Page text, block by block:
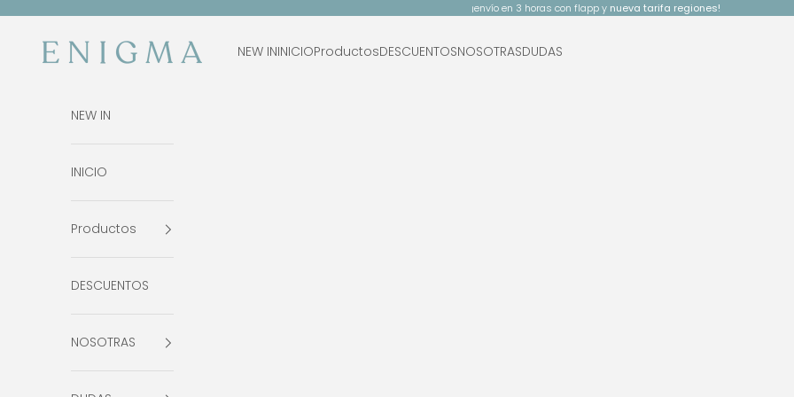
¡envío en 3 horas con flapp y nueva tarifa regiones!
Enigma Estudio NEW ININICIOProductosDESCUENTOSNOSOTRASDUDAS
NEW IN
INICIO
Productos
DESCUENTOS
NOSOTRAS